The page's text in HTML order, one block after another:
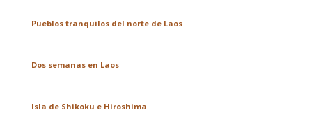
Pueblos tranquilos del norte de Laos
Dos semanas en Laos
Isla de Shikoku e Hiroshima